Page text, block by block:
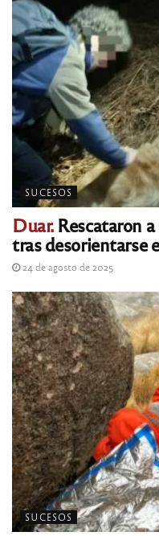
SUCESOS
Duar.Rescataron a
tras desorientarse
24 de agosto de 2025
SUCESOS